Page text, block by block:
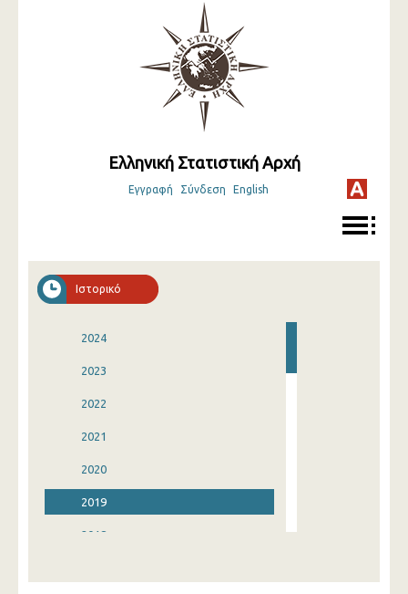
Ελληνική Στατιστική Αρχή
Εγγραφή Σύνδεση English
Ιστορικό
2024
2023
2022
2021
2020
2019
2018